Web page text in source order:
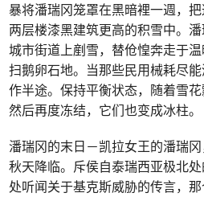
暴将潘瑞冈笼罩在黑暗裡一週，
两层楼漆黑建筑更高的积雪中。
城市街道上剷雪，替伧惶奔走于
扫鹅卵石地。当那些民用械耗尽
作半途。保持平衡状态，随着雪花
然后再度冻结，它们也变成冰柱。
潘瑞冈的末日－凯拉女王的潘瑞
秋天降临。斥侯自泰瑞西亚极北
处听闻关于基克斯威胁的传言，